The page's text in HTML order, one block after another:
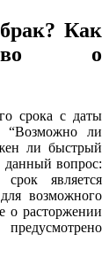
Как
о
срока с даты
“Возможно ли
ли быстрый
данный вопрос:
является
возможного
о расторжении